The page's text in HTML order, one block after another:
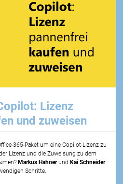
Lizenz
und zuweisen
365-Paket um eine Copilot-Lizenz zu
Lizenz und die Zuweisung zu dem
Markus Hahnerund Kai Schneider
Schritte.